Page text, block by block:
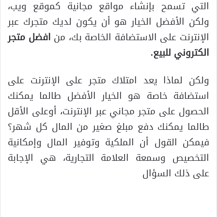
التي تسمح بإنشاء مواقع مجانية كموقع ويب،
ولكن الأفضل الخيار هو أن يكون لديك متجرك عبر
الإنترنت على الاستضافة الخاصة بك، من افضل متجر
الكتروني للبيع.
ولكن لماذا يعد امتلاك متجر على الإنترنت على
استضافة خاصة هو الخيار الأفضل طالما يمكنك
الحصول على متجر مجاني عبر الإنترنت، أوعلى الأقل
طالما يمكنك دفع مبلغ صغير من المال كل شهر؟
فيمكن القول أن الملكية وتوفير المال وإمكانية
التخصيص وسمعة العلامة التجارية، هي الإجابة
على ذلك السؤال